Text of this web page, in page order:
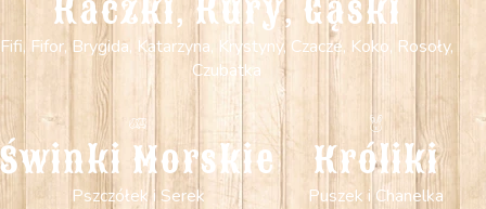
Kaczki, Kury, Gąski
Fifi, Fifor, Brygida, Katarzyna, Krystyny, Czacze, Koko, Rosoły,
Czubatka
Świnki Morskie
Pszczółek i Serek
Króliki
Puszek i Chanelka